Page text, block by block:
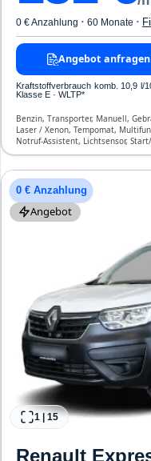
0 € Anzahlung · 60 Monate ·
Angebot anfragen
Kraftstoffverbrauch komb. 10,9 l/
Klasse E · WLTP*
Benzin, Transporter, Manuell,
Laser / Xenon, Tempomat,
Notruf-Assistent, Lichtsensor,
Freisprecheinrichtung, ESP, ABS,
0 € Anzahlung
Angebot
1 | 15
Renault